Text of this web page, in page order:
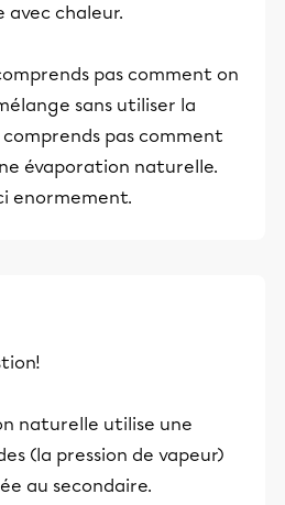
avec chaleur.
pas comment on
sans utiliser la
pas comment
évaporation naturelle.
enormement.
naturelle utilise une
(la pression de vapeur)
au secondaire.